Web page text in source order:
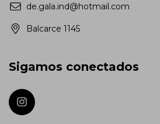
de.gala.ind@hotmail.com
Balcarce 1145
Sigamos conectados